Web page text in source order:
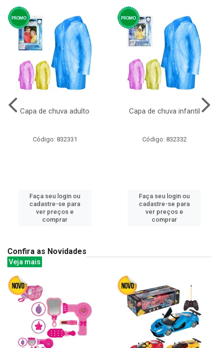
Capa de chuva adulto
Código: 832331
Faça seu login ou
cadastre-se para
ver preços e
comprar
Capa de chuva infantil
Código: 832332
Faça seu login ou
cadastre-se para
ver preços e
comprar
Confira as Novidades
Veja mais